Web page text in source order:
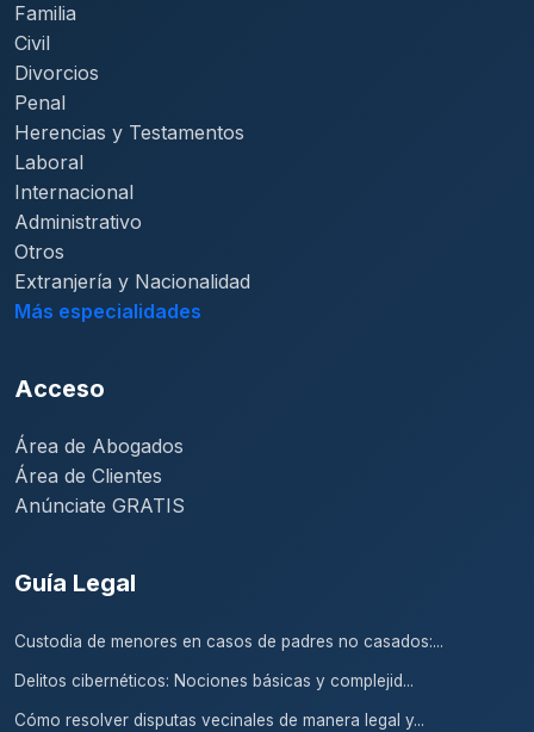
Familia
Civil
Divorcios
Penal
Herencias y Testamentos
Laboral
Internacional
Administrativo
Otros
Extranjería y Nacionalidad
Más especialidades
Acceso
Área de Abogados
Área de Clientes
Anúnciate GRATIS
Guía Legal
Custodia de menores en casos de padres no casados:...
Delitos cibernéticos: Nociones básicas y complejid...
Cómo resolver disputas vecinales de manera legal y...